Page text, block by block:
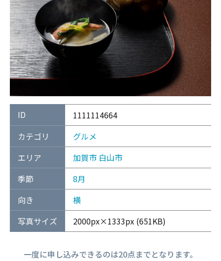
ID
1111114664
カテゴリ
グルメ
エリア
加賀市 白山市
季節
8月
向き
横
写真サイズ
2000px×1333px (651KB)
一度に申し込みできるのは20点までとなります。